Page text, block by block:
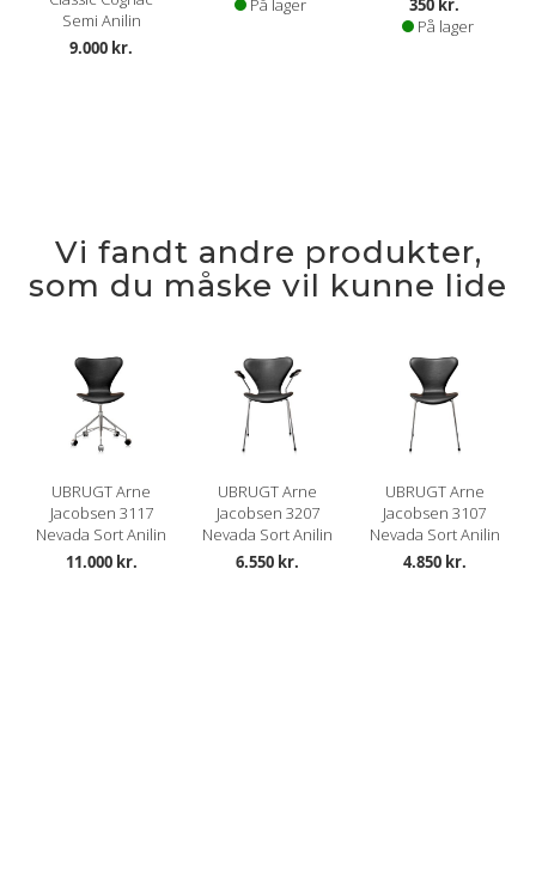
Semi Anilin
9.000 kr.
På lager
350 kr.
På lager
Vi fandt andre produkter,
som du måske vil kunne lide
UBRUGT Arne
Jacobsen 3117
Nevada Sort Anilin
11.000 kr.
UBRUGT Arne
Jacobsen 3207
Nevada Sort Anilin
6.550 kr.
UBRUGT Arne
Jacobsen 3107
Nevada Sort Anilin
4.850 kr.